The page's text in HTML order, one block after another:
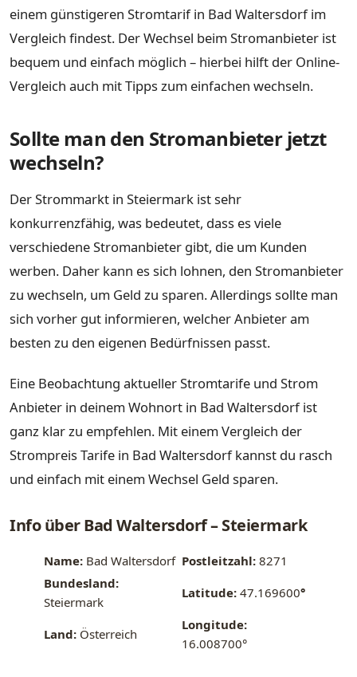
einem günstigeren Stromtarif in Bad Waltersdorf im
Vergleich findest. Der Wechsel beim Stromanbieter ist
bequem und einfach möglich – hierbei hilft der Online-
Vergleich auch mit Tipps zum einfachen wechseln.
Sollte man den Stromanbieter jetzt
wechseln?
Der Strommarkt in Steiermark ist sehr
konkurrenzfähig, was bedeutet, dass es viele
verschiedene Stromanbieter gibt, die um Kunden
werben. Daher kann es sich lohnen, den Stromanbieter
zu wechseln, um Geld zu sparen. Allerdings sollte man
sich vorher gut informieren, welcher Anbieter am
besten zu den eigenen Bedürfnissen passt.
Eine Beobachtung aktueller Stromtarife und Strom
Anbieter in deinem Wohnort in Bad Waltersdorf ist
ganz klar zu empfehlen. Mit einem Vergleich der
Strompreis Tarife in Bad Waltersdorf kannst du rasch
und einfach mit einem Wechsel Geld sparen.
Info über Bad Waltersdorf – Steiermark
Name: Bad Waltersdorf Postleitzahl: 8271
Bundesland:
Steiermark
Latitude: 47.169600°
Land: Österreich
Longitude:
16.008700°